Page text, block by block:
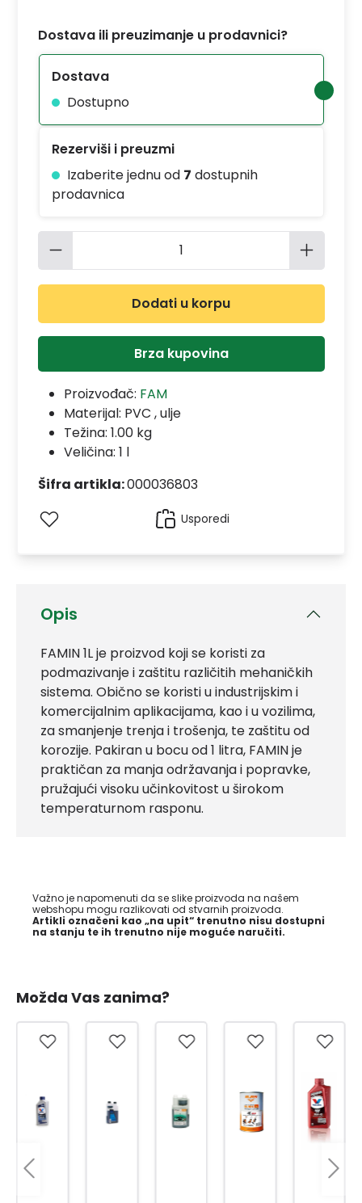
Opis
FAMIN 1L je proizvod koji se koristi za
podmazivanje i zaštitu različitih mehaničkih
sistema. Obično se koristi u industrijskim i
komercijalnim aplikacijama, kao i u vozilima,
za smanjenje trenja i trošenja, te zaštitu od
korozije. Pakiran u bocu od 1 litra, FAMIN je
praktičan za manja održavanja i popravke,
pružajući visoku učinkovitost u širokom
temperaturnom rasponu.
Važno je napomenuti da se slike proizvoda na našem
webshopu mogu razlikovati od stvarnih proizvoda.
Artikli označeni kao „na upit“ trenutno nisu dostupni
na stanju te ih trenutno nije moguće naručiti.
Dostava ili preuzimanje u prodavnici?
Dostava
Dostupno
Rezerviši i preuzmi
Izaberite jednu od 7 dostupnih
prodavnica
Količina proizvoda: Unesite
Dodati u korpu
Brza kupovina
Proizvođač: FAM
Materijal: PVC , ulje
Težina: 1.00 kg
Veličina: 1 l
Šifra artikla:000036803
Usporedi
Možda Vas zanima?